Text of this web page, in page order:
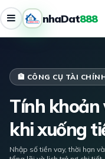
nhaDat888
🏦 CÔNG CỤ TÀI
Tính khoản
khi xuống
Nhập số tiền vay, thời hạn